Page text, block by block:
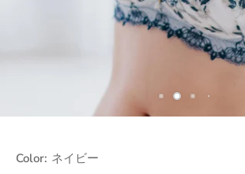
Color: ネイビー